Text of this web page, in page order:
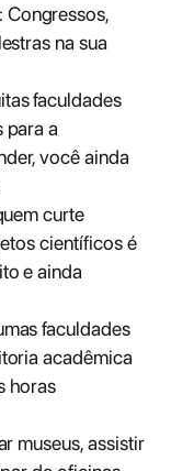
Congressos,
na sua
faculdades
para a
você ainda
curte
científicos é
e ainda
faculdades
acadêmica
horas
museus, assistir